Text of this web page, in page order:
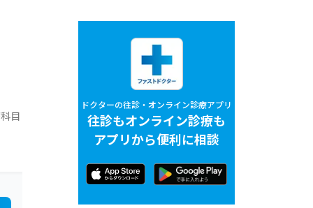
目
ドクターの往診・オンライン診療アプリ
往診もオンライン診療も
アプリから便利に相談